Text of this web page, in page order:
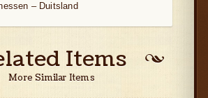
– Duitsland
Items
More Similar Items